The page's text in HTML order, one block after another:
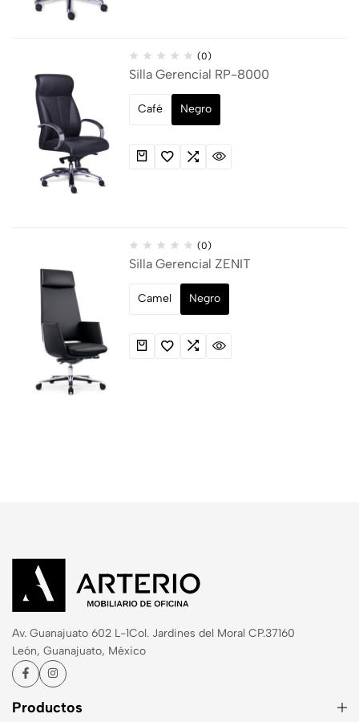
(0)
Silla Gerencial RP-8000
Café Negro
(0)
Silla Gerencial ZENIT
Camel Negro
Av. Guanajuato 602 L-1Col. Jardines del Moral CP.37160
León, Guanajuato, México
Productos